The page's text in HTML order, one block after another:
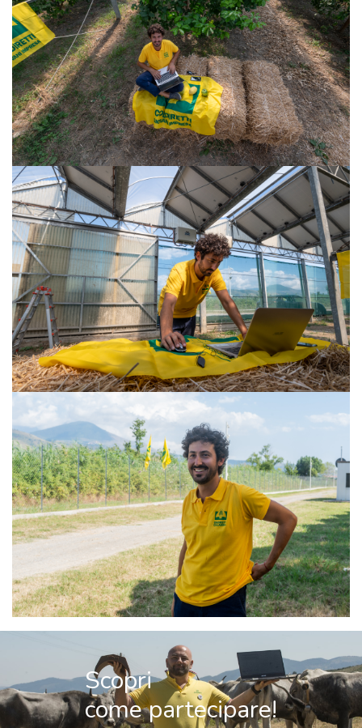
VISUALIZZA
VISUALIZZA
Scopri
come partecipare!